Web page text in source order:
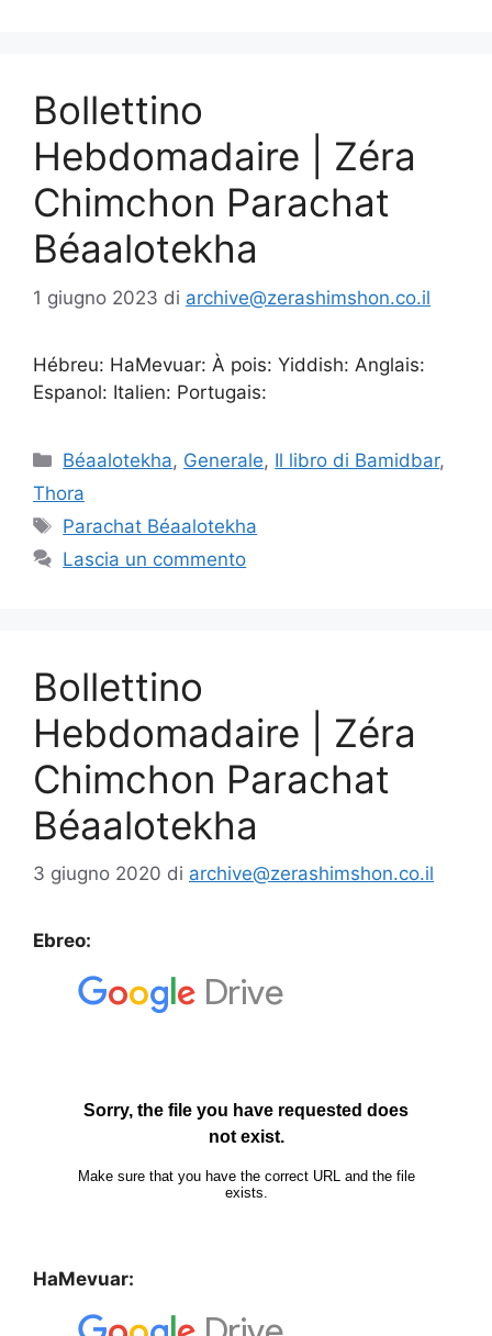
Bollettino
Hebdomadaire | Zéra
Chimchon Parachat
Béaalotekha
1 giugno 2023 di archive@zerashimshon.co.il
Hébreu: HaMevuar: À pois: Yiddish: Anglais:
Espanol: Italien: Portugais:
Béaalotekha, Generale, Il libro di Bamidbar,
Thora
Parachat Béaalotekha
Lascia un commento
Bollettino
Hebdomadaire | Zéra
Chimchon Parachat
Béaalotekha
3 giugno 2020 di archive@zerashimshon.co.il
Ebreo:
HaMevuar: